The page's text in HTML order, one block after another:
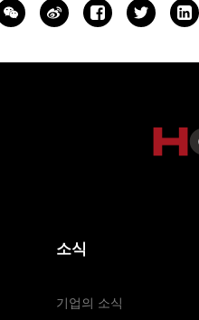
소식
기업의 소식